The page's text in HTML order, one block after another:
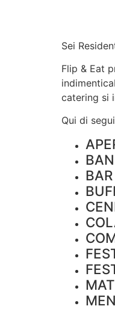
Sei
Flip & Eat
catering si
Qui di